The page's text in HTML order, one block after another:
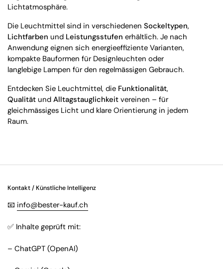
Lichtatmosphäre.
Die Leuchtmittel sind in verschiedenen Sockeltypen,
Lichtfarben und Leistungsstufen erhältlich. Je nach
Anwendung eignen sich energieeffiziente Varianten,
kompakte Bauformen für Designleuchten oder
langlebige Lampen für den regelmässigen Gebrauch.
Entdecken Sie Leuchtmittel, die Funktionalität,
Qualität und Alltagstauglichkeit vereinen – für
gleichmässiges Licht und klare Orientierung in jedem
Raum.
Kontakt / Künstliche Intelligenz
📧 info@bester-kauf.ch
✅ Inhalte geprüft mit:
– ChatGPT (OpenAI)